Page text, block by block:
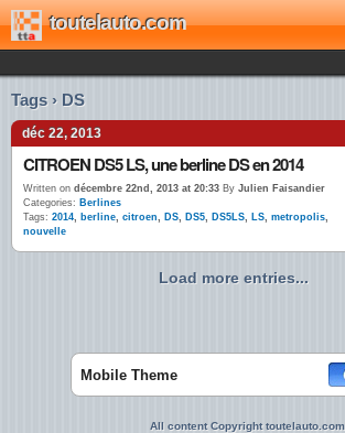
toutelauto.com
Tags › DS
déc 22, 2013
CITROEN DS5 LS, une berline DS en 2014
Written on décembre 22nd, 2013 at 20:33 By Julien Faisandier
Categories: Berlines
Tags: 2014, berline, citroen, DS, DS5, DS5LS, LS, metropolis,
nouvelle
Load more entries...
Mobile Theme
All content Copyright toutelauto.com